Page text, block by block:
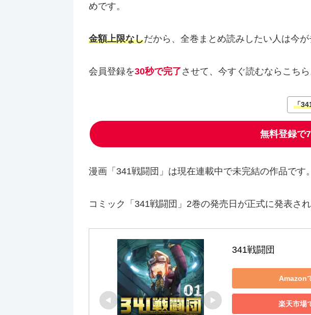
めです。
金額上限なしだから、全巻まとめ読みしたい人は今が
会員登録を30秒で完了 させて、今すぐ読むならこちら
「
無料登録で
漫画「341戦闘団」は現在連載中で未完結の作品です
コミック「341戦闘団」2巻の発売日が正式に発表さ
341戦闘団
Amazon
楽天市場